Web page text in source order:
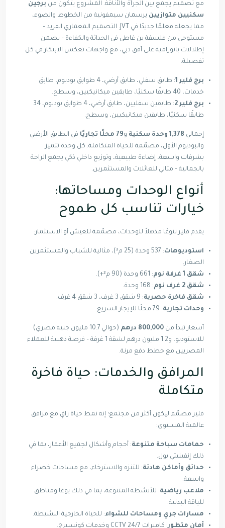
مع تصميم يجمع بين الجرأة والأناقة. المشروع يتكون من برجين
سكنيين متوازيين يرسمان سيمفونية من الخطوط والضوء،
مما يجعله معلمًا جديدًا في JVT. التصميم المعماري الفريد –
مستوحى من فلسفة بن غاطي في الحداثة والكفاءة – يضمن
إطلالات بانورامية على أفق دبي، مع واجهات تعكس الابتكار في كل
تفصيلة.
برج فلير 1
: طابق سفلي، طابق أرضي، 4 طوابق بوديوم، طابق
خدمات، 40 طابقًا سكنيًا، طابقين ميكانيكيين، وسطح.
برج فلير 2
: طابقين سفليين، طابق أرضي، 4 طوابق بوديوم، 34
طابقًا سكنيًا، طابقين ميكانيكيين، وسطح.
إجمالي 1,378 وحدة سكنية و79 محلًا تجاريًا
في الطابق الأرضي
والبوديوم الأول، مصمّمة للحياة المتكاملة. كل وحدة تتميز
بشرفات واسعة، إضاءة طبيعية، وتوزيع داخلي ذكي يجمع الراحة
بالجمالية – مثالي للعائلات والمستثمرين.
أنواع الوحدات ومساحاتها:
خيارات تناسب كل طموح
يقدم فلير تنوعًا مذهلاً للوحدات، مصمّمة للعيش أو الاستثمار:
استوديوهات
: 537 وحدة (25 م²)، مثالية للشباب والمستثمرين
الصغار.
شقق 1 غرفة نوم
: 661 وحدة (90 م²+).
شقق 2 غرف نوم
: 168 وحدة.
شقق فاخرة حصرية: 9 شقق 3 غرف، 3 شقق 4 غرف.
وحدات تجارية: 79 محلًا للإيجار السريع.
أسعار تبدأ من 800,000 درهم
(حوالي 10.7 مليون جنيه مصري)
للاستوديو، و1.2 مليون درهم لشقة 1 غرفة – فرصة ذهبية للعملاء
المصريين مع خطط دفع مرنة.
المرافق والخدمات: حياة فاخرة
متكاملة
فلير مصمّم ليكون أكثر من مجتمع؛ إنه نمط حياة راقٍ مع مرافق
عالمية المستوى:
حمامات سباحة متنوعة: أحجام وأشكال لجميع الأعمار، بما في
ذلك إنفينيتي بول.
حدائق وأماكن هادئة: للتنزه والاسترخاء، مع مساحات خضراء
واسعة.
ملاعب رياضية: للأنشطة المتنوعة، بما في ذلك يوغا ومناطق
للياقة البدنية.
مسارات جري ومساحات للشواء: للحياة الخارجية النشيطة.
أمان متطور: كاميرات CCTV 24/7 وخدمات كونسيرج.